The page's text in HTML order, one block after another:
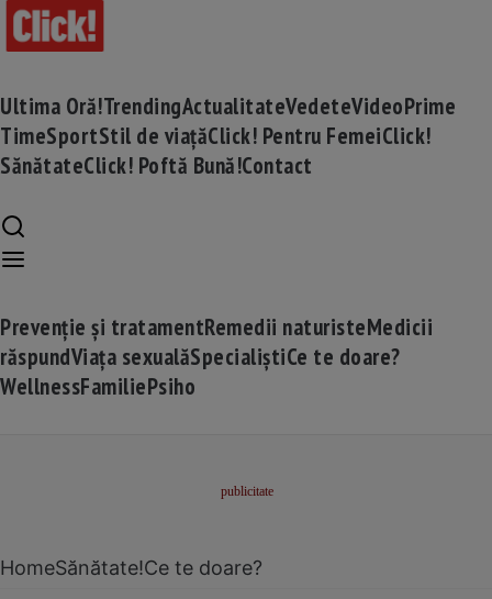
Ultima Oră!TrendingActualitateVedeteVideoPrime
TimeSportStil de viațăClick! Pentru FemeiClick!
SănătateClick! Poftă Bună!Contact
Prevenție și tratamentRemedii naturisteMedicii
răspundViața sexualăSpecialiștiCe te doare?
WellnessFamiliePsiho
HomeSănătate!Ce te doare?